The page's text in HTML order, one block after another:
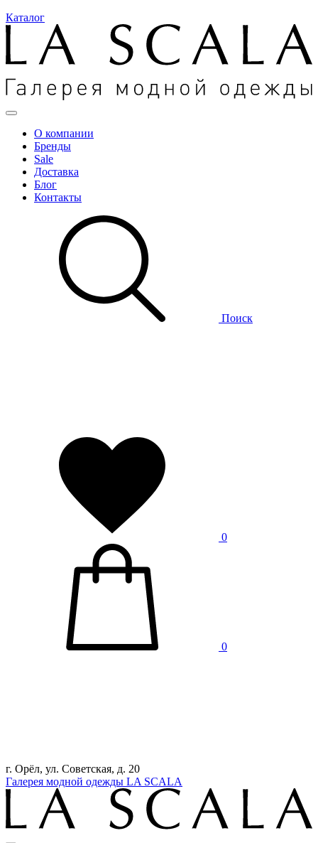
Каталог
О компании
Бренды
Sale
Доставка
Блог
Контакты
Поиск
0
0
г. Орёл, ул. Советская, д. 20
Галерея модной одежды LA SCALA